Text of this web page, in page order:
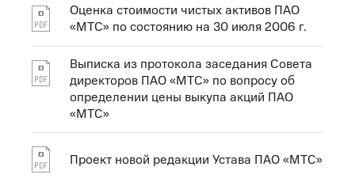
Оценка стоимости чистых активов ПАО
«МТС» по состоянию на 30 июля 2006 г.
Выписка из протокола заседания Совета
директоров ПАО «МТС» по вопросу об
определении цены выкупа акций ПАО
«МТС»
Проект новой редакции Устава ПАО «МТС»